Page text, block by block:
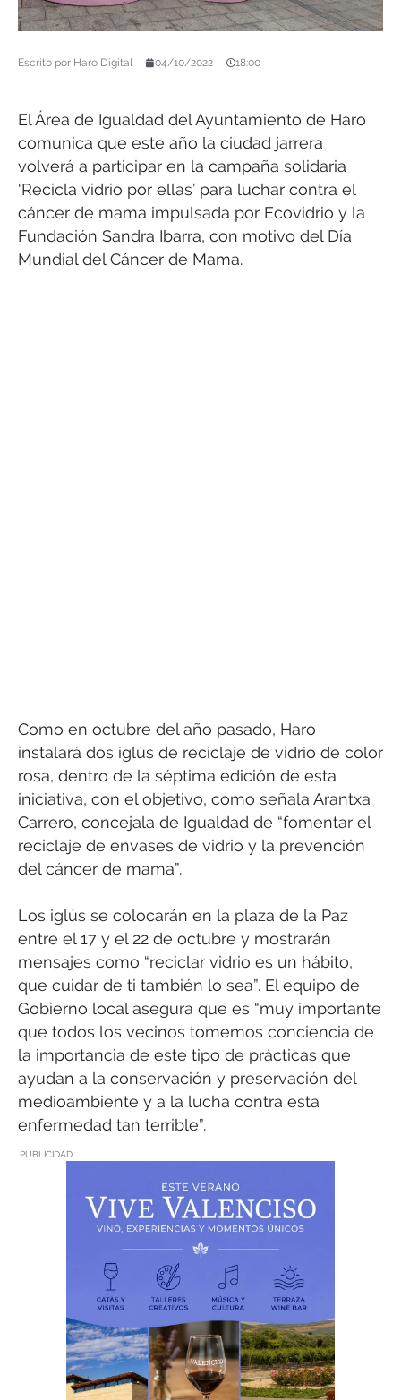
Escrito por Haro Digital 04/10/2022 18:00
El Área de Igualdad del Ayuntamiento de Haro
comunica que este año la ciudad jarrera
volverá a participar en la campaña solidaria
‘Recicla vidrio por ellas’ para luchar contra el
cáncer de mama impulsada por Ecovidrio y la
Fundación Sandra Ibarra, con motivo del Día
Mundial del Cáncer de Mama.
Como en octubre del año pasado, Haro
instalará dos iglús de reciclaje de vidrio de color
rosa, dentro de la séptima edición de esta
iniciativa, con el objetivo, como señala Arantxa
Carrero, concejala de Igualdad de “fomentar el
reciclaje de envases de vidrio y la prevención
del cáncer de mama”.
Los iglús se colocarán en la plaza de la Paz
entre el 17 y el 22 de octubre y mostrarán
mensajes como “reciclar vidrio es un hábito,
que cuidar de ti también lo sea”. El equipo de
Gobierno local asegura que es “muy importante
que todos los vecinos tomemos conciencia de
la importancia de este tipo de prácticas que
ayudan a la conservación y preservación del
medioambiente y a la lucha contra esta
enfermedad tan terrible”.
PUBLICIDAD